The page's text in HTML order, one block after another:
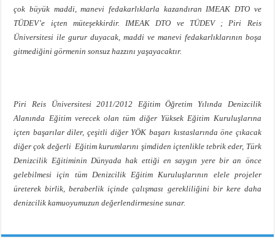
çok büyük maddi, manevi fedakarlıklarla kazandıran IMEAK DTO ve
TÜDEV’e içten müteşekkirdir. IMEAK DTO ve TÜDEV ; Piri Reis
Üniversitesi ile gurur duyacak, maddi ve manevi fedakarlıklarının boşa
gitmediğini görmenin sonsuz hazzını yaşayacaktır.
Piri Reis Üniversitesi 2011/2012 Eğitim Öğretim Yılında Denizcilik
Alanında Eğitim verecek olan tüm diğer Yüksek Eğitim Kuruluşlarına
içten başarılar diler, çeşitli diğer YÖK başarı kıstaslarında öne çıkacak
diğer çok değerli Eğitim kurumlarını şimdiden içtenlikle tebrik eder, Türk
Denizcilik Eğitiminin Dünyada hak ettiği en saygın yere bir an önce
gelebilmesi için tüm Denizcilik Eğitim Kuruluşlarının elele projeler
üreterek birlik, beraberlik içinde çalışması gerekliliğini bir kere daha
denizcilik kamuoyumuzun değerlendirmesine sunar.